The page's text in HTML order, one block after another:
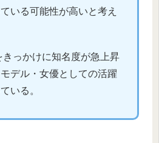
いる可能性が高いと考え
っかけに知名度が急上昇
デル・女優としての活躍
いる。